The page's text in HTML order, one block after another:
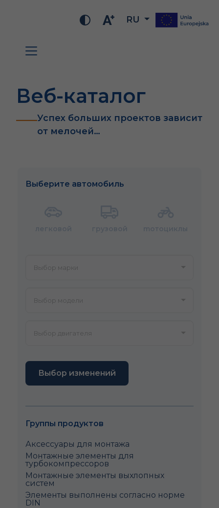
RU
Веб-каталог
Успех больших проектов зависит
от мелочей…
Выберите автомобиль
Выбор изменений
Группы продуктов
Аксессуары для монтажа
Монтажные элементы для
турбокомпрессоров
Монтажные элементы выхлопных
систем
Элементы выполнены согласно норме
DIN